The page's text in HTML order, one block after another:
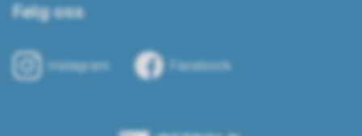
Følg oss
Instagram Facebook